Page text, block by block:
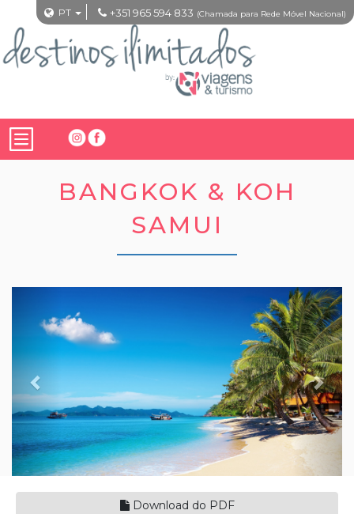
PT +351 965 594 833 (Chamada para Rede Móvel Nacional)
BANGKOK & KOH
SAMUI
Next
Download do PDF